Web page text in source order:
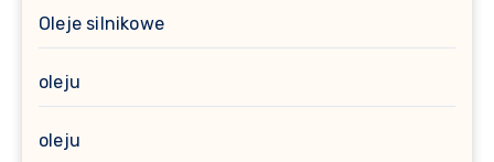
Oleje silnikowe
oleju
oleju